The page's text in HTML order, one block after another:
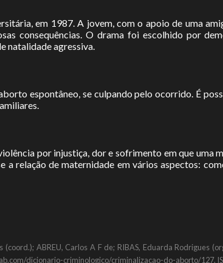
em 1987. A jovem, com o apoio de uma
consequências. O drama foi escolhido por
natalidade agressiva.
espontâneo, se culpando pelo ocorrido. É
por injustiça, dor e sofrimento em que uma
a relação de maternidade em vários aspectos:
ABREU, Carlos A F de; RIBAS, Eduarda Rodrigues
dicionario-criminologico/criminalizacao-do-aborto/127.